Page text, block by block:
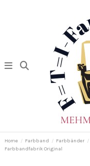
Home Farbband Farbbänder
Farbbandfabrik Original